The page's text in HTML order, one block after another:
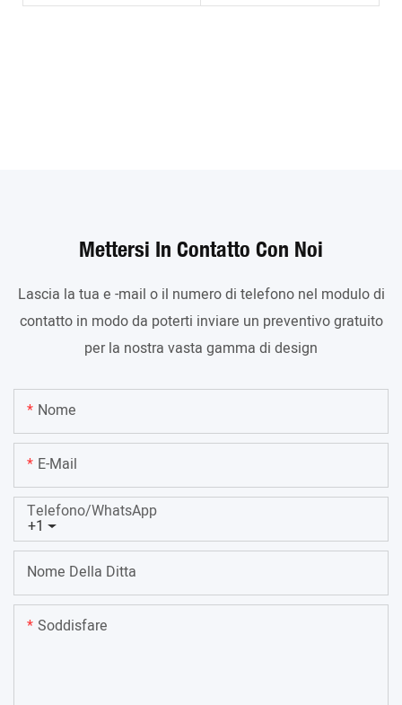
Mettersi In Contatto Con Noi
Lascia la tua e -mail o il numero di telefono nel modulo di
contatto in modo da poterti inviare un preventivo gratuito
per la nostra vasta gamma di design
Nome
E-Mail
+1
Telefono/WhatsApp
Nome Della Ditta
Soddisfare